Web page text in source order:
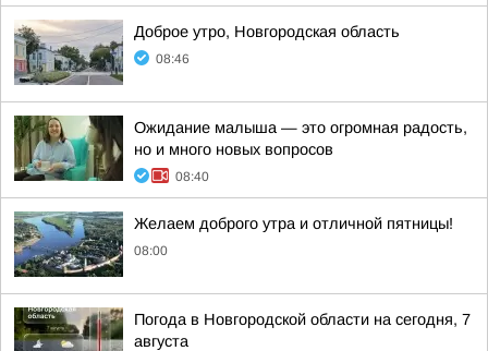
Доброе утро, Новгородская область
08:46
Ожидание малыша — это огромная радость,
но и много новых вопросов
08:40
Желаем доброго утра и отличной пятницы!
08:00
Погода в Новгородской области на сегодня, 7
августа